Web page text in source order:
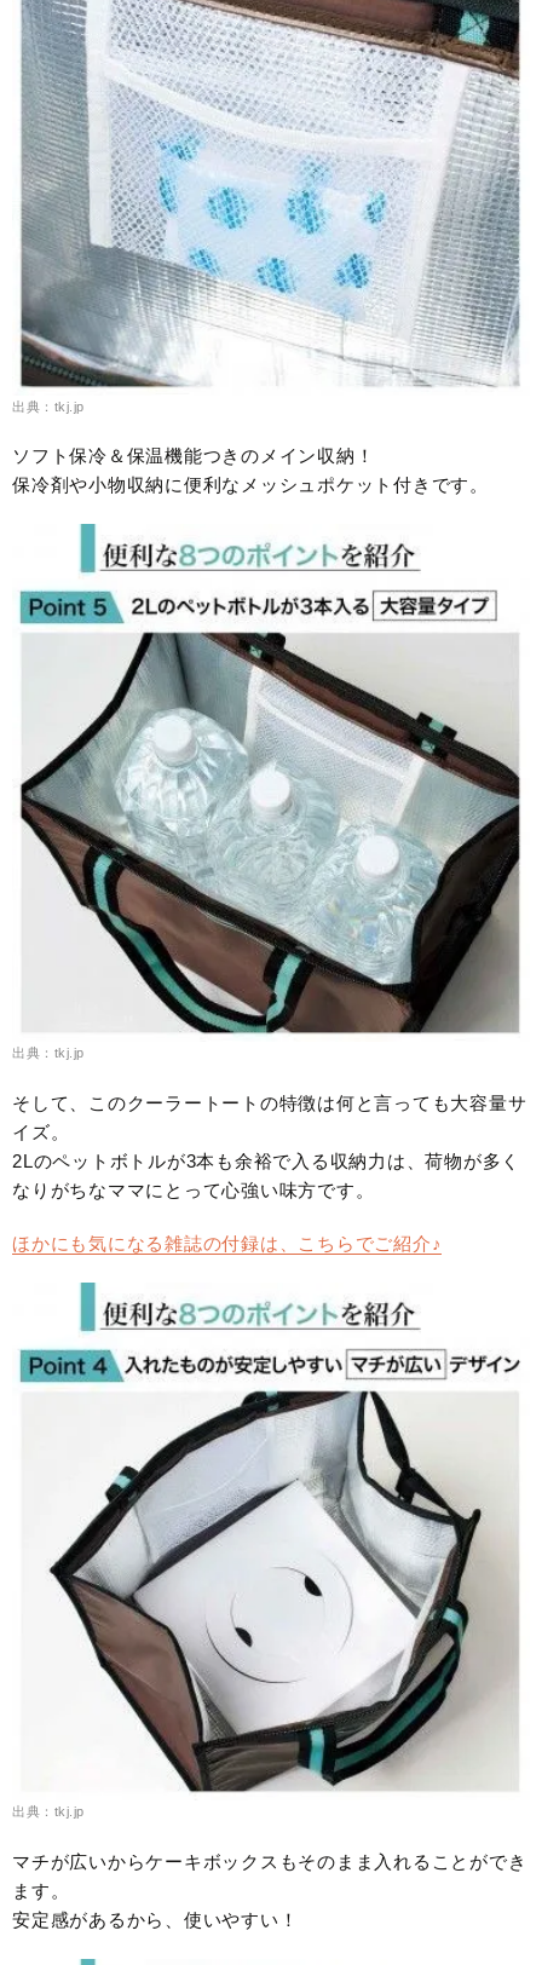
出典：tkj.jp
ソフト保冷＆保温機能つきのメイン収納！
保冷剤や小物収納に便利なメッシュポケット付きです。
出典：tkj.jp
そして、このクーラートートの特徴は何と言っても大容量サ
イズ。
2Lのペットボトルが3本も余裕で入る収納力は、荷物が多く
なりがちなママにとって心強い味方です。
ほかにも気になる雑誌の付録は、こちらでご紹介♪
出典：tkj.jp
マチが広いからケーキボックスもそのまま入れることができ
ます。
安定感があるから、使いやすい！